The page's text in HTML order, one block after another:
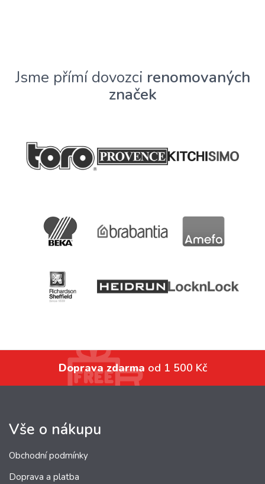
Jsme přímí dovozci renomovaných
značek
Doprava zdarma od 1 500 Kč
Vše o nákupu
Obchodní podmínky
Doprava a platba